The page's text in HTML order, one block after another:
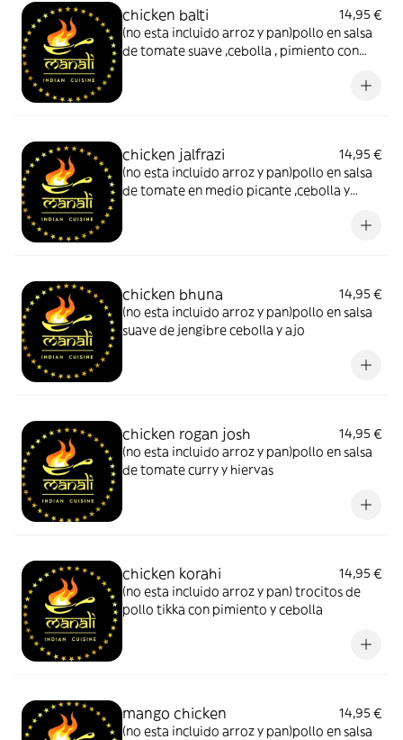
chicken balti
14,95 €
(no esta incluido arroz y pan)pollo en salsa
de tomate suave ,cebolla , pimiento con
chicken jalfrazi
14,95 €
(no esta incluido arroz y pan)pollo en salsa
de tomate en medio picante ,cebolla y
chicken bhuna
14,95 €
(no esta incluido arroz y pan)pollo en salsa
suave de jengibre cebolla y ajo
chicken rogan josh
14,95 €
(no esta incluido arroz y pan)pollo en salsa
de tomate curry y hiervas
chicken korahi
14,95 €
(no esta incluido arroz y pan) trocitos de
pollo tikka con pimiento y cebolla
mango chicken
14,95 €
(no esta incluido arroz y pan)pollo en salsa